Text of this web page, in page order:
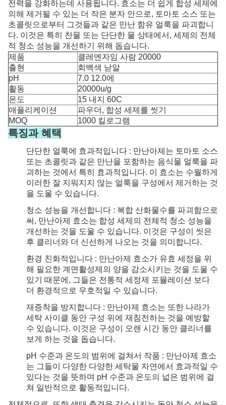
전력을 강화하는데 사용됩니다. 효소는 더 쉽게 합성 세제에
의해 제거될 수 있는 더 작은 분자 안으로, 토마토 소스 또는
초콜릿으로부터 그것들과 같은 만난 함유 얼룩을 파괴합니
다. 이것은 특히 찬물 또는 단단한 물 상태에서, 세제의 전체
적 청소 성능을 개선하기 위해 돕습니다.
제품
클레엔자임 사람 20000
출현
회백색 낟알
pH
7.0 12.0에
활동
20000u/g
온도
15 내지 60C
애플리케이션
파우더, 합성 세제를 씻기
MOQ
1000 킬로그램
특징과 혜택
단단한 얼룩에 효과적입니다 : 만난아제는 토마토 소스
또는 초콜릿과 같은 만난을 포함하는 음식물 얼룩을 파
괴하는 것에서 특히 효과적입니다. 이 효소는 수월하게
이러한 잘 지워지지 않는 얼룩을 구성에서 제거하는 것
을 도울 수 있습니다.
청소 성능을 개선합니다 : 복합 산화물수를 파괴함으로
써, 만난아제 효소는 합성 세제의 전체적 청소 성능을
개선하는 것을 도울 수 있습니다. 이것은 구성이 씻은
후 클리너와 더 신선하게 나오는 것을 의미합니다.
환경 친화적입니다 : 만난아제 효소가 유효 세정을 위
해 필요한 계면활성제의 양을 감소시키는 것을 도울 수
있기 때문에, 그들은 전통적 세정제 포뮬레이션 보다
더 환경적으로 우호적일 수 있습니다.
재증착을 방지합니다 : 만난아제 효소는 또한 나라가
세탁 사이클 동안 구성 위에 재침전하는 것을 예방할
수 있습니다. 이것은 구성이 오랜 시간 동안 클리너를
보게 하는 것을 돕습니다.
pH 수준과 온도의 범위에 걸쳐서 작품 : 만난아제 효소
는 그들이 다양한 다양한 세탁물 자연에서 효과적일 수
있다는 것을 뜻하며 pH 수준과 온도의 넓은 범위에 걸
쳐 일반적으로 활동적입니다.